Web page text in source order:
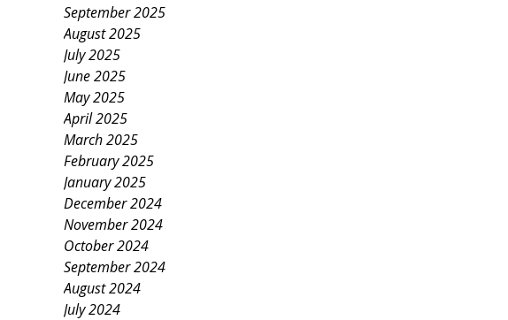
September 2025
August 2025
July 2025
June 2025
May 2025
April 2025
March 2025
February 2025
January 2025
December 2024
November 2024
October 2024
September 2024
August 2024
July 2024